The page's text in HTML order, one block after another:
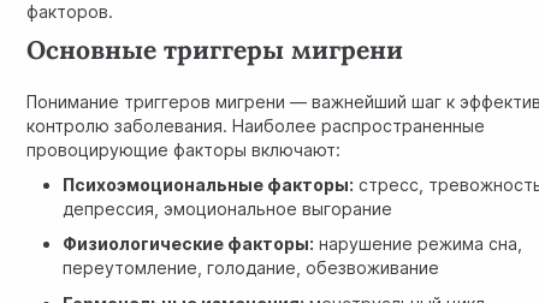
факторов.
Основные триггеры мигрени
Понимание триггеров мигрени — важнейший шаг к
контролю заболевания. Наиболее распространенные
провоцирующие факторы включают:
Психоэмоциональные факторы: стресс,
депрессия, эмоциональное выгорание
Физиологические факторы: нарушение режима сна,
переутомление, голодание, обезвоживание